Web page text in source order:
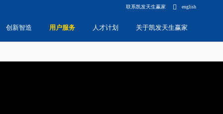
联系凯发天生赢家 english
创新智造 用户服务 人才计划 关于凯发天生赢家